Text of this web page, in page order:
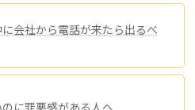
会社から電話が来たら出るべ